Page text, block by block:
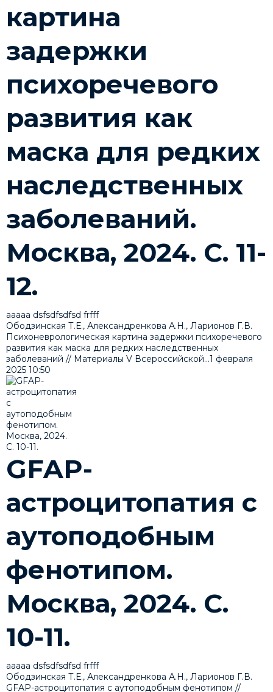
картина
задержки
психоречевого
развития как
маска для редких
наследственных
заболеваний.
Москва, 2024. С. 11-
12.
ааааа dsfsdfsdfsd frfff
Ободзинская Т.Е., Александренкова А.Н., Ларионов Г.В.
Психоневрологическая картина задержки психоречевого
развития как маска для редких наследственных
заболеваний // Материалы V Всероссийской...1 февраля
2025 10:50
GFAP-
астроцитопатия с
аутоподобным
фенотипом.
Москва, 2024. С.
10-11.
ааааа dsfsdfsdfsd frfff
Ободзинская Т.Е., Александренкова А.Н., Ларионов Г.В.
GFAP-астроцитопатия с аутоподобным фенотипом //